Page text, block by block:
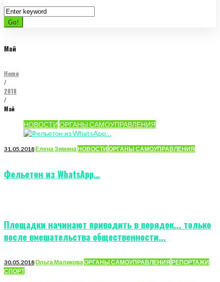
Search
for:
Go!
Май
Home
/
2018
/
Май
Месяц:
Май
2018
НОВОСТИ ОРГАНЫ САМОУПРАВЛЕНИЯ
31.05.2018Елена ЗиминаНОВОСТИ ОРГАНЫ САМОУПРАВЛЕНИЯ
Фельетон из WhatsApp…
Площадки начинают приводить в порядок... только
после вмешательства общественности...
30.05.2018Ольга МаликоваОРГАНЫ САМОУПРАВЛЕНИЯ РЕПОРТАЖИ
СПОРТ